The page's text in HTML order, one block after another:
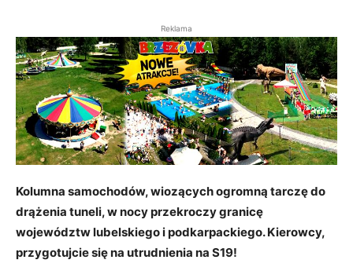
Reklama
Kolumna samochodów, wiozących ogromną tarczę do
drążenia tuneli, w nocy przekroczy granicę
województw lubelskiego i podkarpackiego. Kierowcy,
przygotujcie się na utrudnienia na S19!